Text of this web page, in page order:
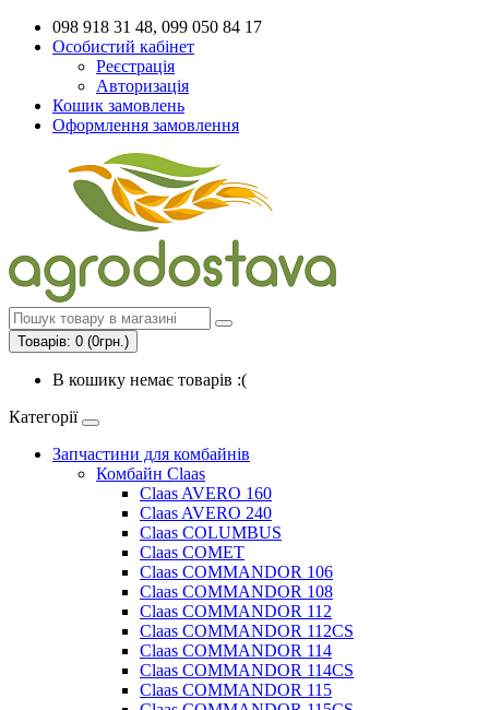
098 918 31 48, 099 050 84 17
Особистий кабінет
Реєстрація
Авторизація
Кошик замовлень
Оформлення замовлення
Товарів: 0 (0грн.)
В кошику немає товарів :(
Категорії
Запчастини для комбайнів
Комбайн Claas
Claas AVERO 160
Claas AVERO 240
Claas COLUMBUS
Claas COMET
Claas COMMANDOR 106
Claas COMMANDOR 108
Claas COMMANDOR 112
Claas COMMANDOR 112CS
Claas COMMANDOR 114
Claas COMMANDOR 114CS
Claas COMMANDOR 115